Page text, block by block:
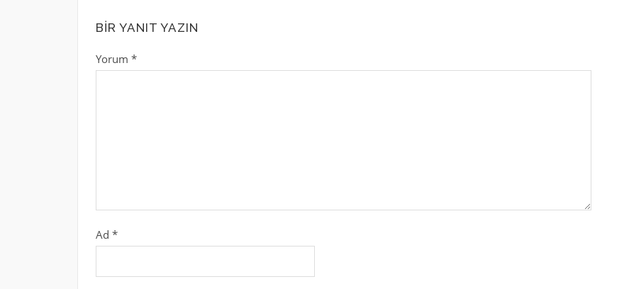
BIR YANIT YAZIN
Yorum *
Ad *